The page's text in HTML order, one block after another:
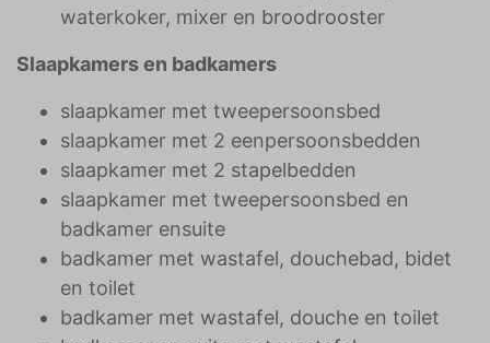
waterkoker, mixer en broodrooster
Slaapkamers en badkamers
slaapkamer met tweepersoonsbed
slaapkamer met 2 eenpersoonsbedden
slaapkamer met 2 stapelbedden
slaapkamer met tweepersoonsbed en
badkamer ensuite
badkamer met wastafel, douchebad, bidet
en toilet
badkamer met wastafel, douche en toilet